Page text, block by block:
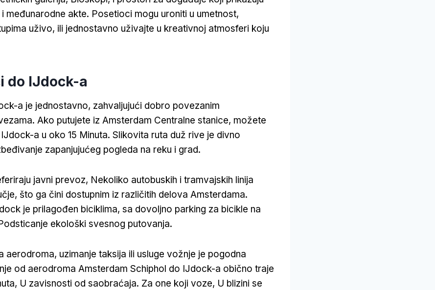
međunarodne akte. Posetioci mogu uroniti u umetnost,
uživo, ili jednostavno uživajte u kreativnoj atmosferi koju
do IJdock-a
a je jednostavno, zahvaljujući dobro povezanim
Ako putujete iz Amsterdam Centralne stanice, možete
a u oko 15 Minuta. Slikovita ruta duž rive je divno
zapanjujućeg pogleda na reku i grad.
javni prevoz, Nekoliko autobuskih i tramvajskih linija
što ga čini dostupnim iz različitih delova Amsterdama.
je prilagođen biciklima, sa dovoljno parking za bicikle na
ekološki svesnog putovanja.
aerodroma, uzimanje taksija ili usluge vožnje je pogodna
od aerodroma Amsterdam Schiphol do IJdock-a obično traje
U zavisnosti od saobraćaja. Za one koji voze, U blizini se